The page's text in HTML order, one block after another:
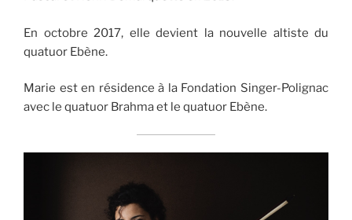
En octobre 2017, elle devient la nouvelle altiste du
quatuor Ebène.
Marie est en résidence à la Fondation Singer-Polignac
avec le quatuor Brahma et le quatuor Ebène.